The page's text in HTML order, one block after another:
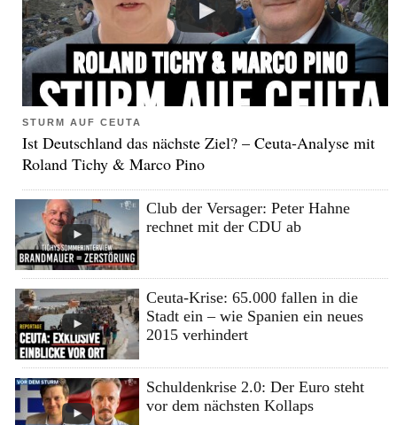
STURM AUF CEUTA
Ist Deutschland das nächste Ziel? – Ceuta-Analyse mit
Roland Tichy & Marco Pino
Club der Versager: Peter Hahne
rechnet mit der CDU ab
Ceuta-Krise: 65.000 fallen in die
Stadt ein – wie Spanien ein neues
2015 verhindert
Schuldenkrise 2.0: Der Euro steht
vor dem nächsten Kollaps